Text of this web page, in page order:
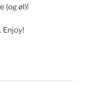
(og øl)!
Enjoy!